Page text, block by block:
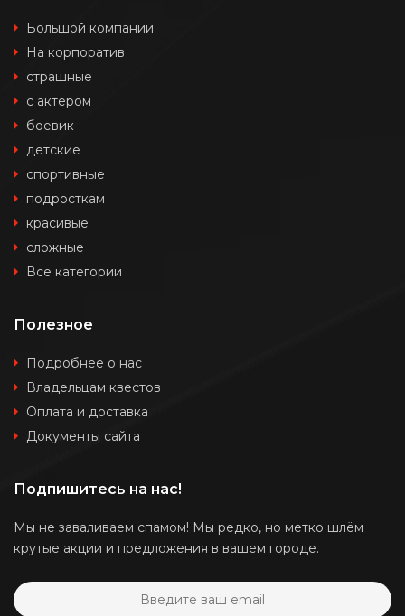
Большой компании
На корпоратив
страшные
с актером
боевик
детские
спортивные
подросткам
красивые
сложные
Все категории
Полезное
Подробнее о нас
Владельцам квестов
Оплата и доставка
Документы сайта
Подпишитесь на нас!
Мы не заваливаем спамом! Мы редко, но метко шлём
крутые акции и предложения в вашем городе.